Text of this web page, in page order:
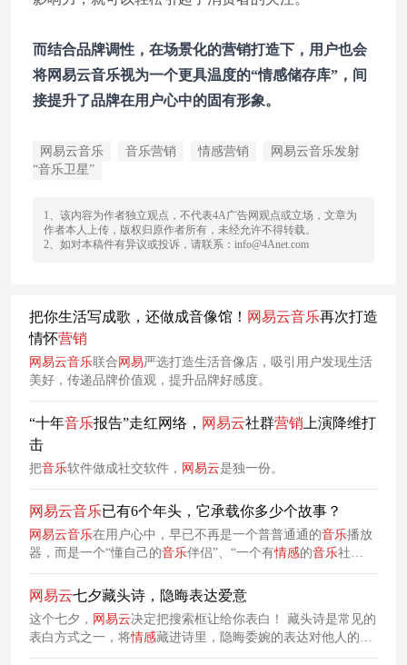
而结合品牌调性，在场景化的营销打造下，用户也会
将网易云音乐视为一个更具温度的“情感储存库”，间
接提升了品牌在用户心中的固有形象。
网易云音乐 音乐营销 情感营销
网易云音乐发射
“音乐卫星”
1、该内容为作者独立观点，不代表4A广告网观点或立场，文章为
作者本人上传，版权归原作者所有，未经允许不得转载。
2、如对本稿件有异议或投诉，请联系：info@4Anet.com
把你生活写成歌，还做成音像馆！ 网易云音乐再次打造
情怀营销
网易云音乐联合 网易 严选打造生活音像店，吸引用户发现生活
美好，传递品牌价值观，提升品牌好感度。
“十年音乐报告”走红网络， 网易云社群营销 上演降维打
击
把音乐软件做成社交软件， 网易云是独一份。
网易云音乐已有6个年头，它承载你多少个故事？
网易云音乐在用户心中，早已不再是一个普普通通的音乐播放
器，而是一个“懂自己的音乐伴侣”、“一个有情感的音乐社
区”。
网易云七夕藏头诗，隐晦表达爱意
这个七夕， 网易云决定把搜索框让给你表白！ 藏头诗是常见的
表白方式之一，将情感藏进诗里，隐晦委婉的表达对他人的喜
欢，而随着人们对表白形式认知的提升，人们越来越能直接get